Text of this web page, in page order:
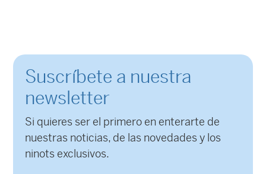
de
producto
Suscríbete a nuestra
newsletter
Si quieres ser el primero en enterarte de
nuestras noticias, de las novedades y los
ninots exclusivos.